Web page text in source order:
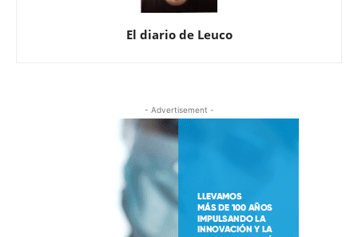
El diario de Leuco
- Advertisement -